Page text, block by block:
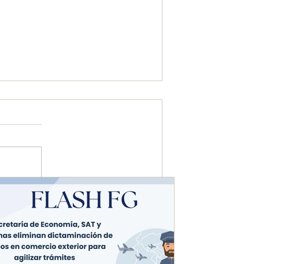
Secretaría de Economía, SAT
dictaminación de avisos en
comercio exterior para
agilizar trámites.